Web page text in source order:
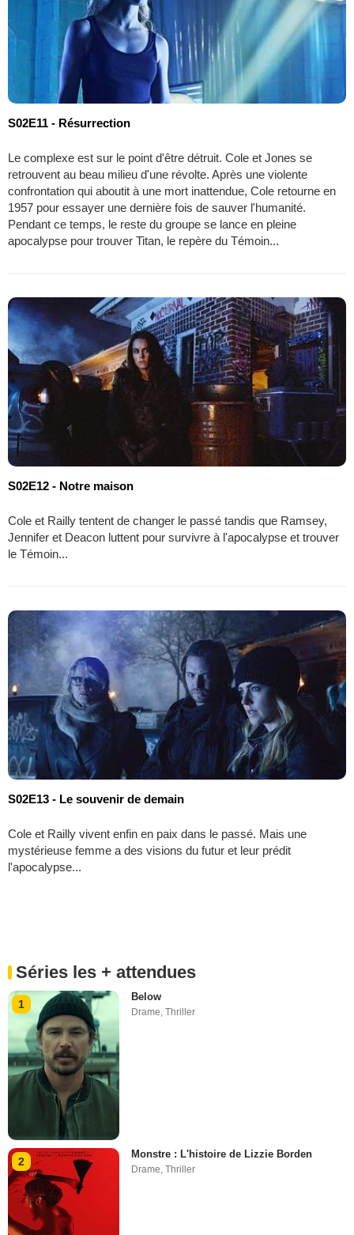
S02E11 - Résurrection
Le complexe est sur le point d'être détruit. Cole et Jones se
retrouvent au beau milieu d'une révolte. Après une violente
confrontation qui aboutit à une mort inattendue, Cole retourne en
1957 pour essayer une dernière fois de sauver l'humanité.
Pendant ce temps, le reste du groupe se lance en pleine
apocalypse pour trouver Titan, le repère du Témoin...
S02E12 - Notre maison
Cole et Railly tentent de changer le passé tandis que Ramsey,
Jennifer et Deacon luttent pour survivre à l'apocalypse et trouver
le Témoin...
S02E13 - Le souvenir de demain
Cole et Railly vivent enfin en paix dans le passé. Mais une
mystérieuse femme a des visions du futur et leur prédit
l'apocalypse...
Séries les + attendues
1
Below
Drame,Thriller
2
Monstre : L'histoire de Lizzie Borden
Drame ,Thriller